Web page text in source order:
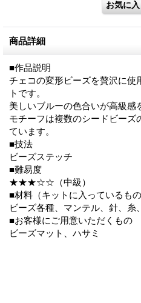
商品詳細
■作品説明
チェコの変形ビーズを贅沢に使
トです。
美しいブルーの色合いが高級感
モチーフは複数のシードビーズ
ています。
■技法
ビーズステッチ
■難易度
★★★☆☆（中級）
■材料（キットに入っているもの
ビーズ各種、マンテル、針、糸
■お客様にご用意いただくもの
ビーズマット、ハサミ